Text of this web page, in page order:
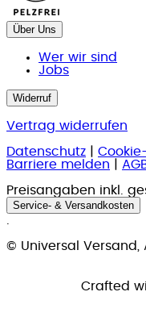
Über Uns
Wer wir sind
Jobs
Widerruf
Vertrag widerrufen
Datenschutz
Barriere melden
Preisangaben inkl.
Service- & Versandkosten
© Universal Versand,
Crafted